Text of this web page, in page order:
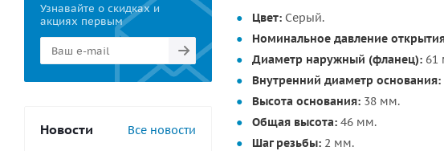
Цвет: Серый.
Номинальное давление
Диаметр наружный (фланец): 61
Внутренний диаметр основания:
Высота основания: 38 мм.
Общая высота: 46 мм.
Шаг резьбы: 2 мм.
Узнавайте о скидках и
акциях первым
Новости Все новости